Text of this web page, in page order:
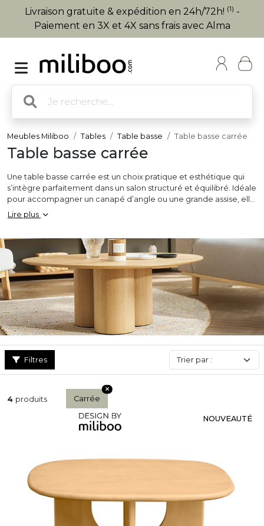
Livraison gratuite & expédition en 24h/72h! (1) -
Paiement en 3X et 4X sans frais avec Alma
Meubles Miliboo Tables Table basse Table basse carrée
Table basse carrée
Une table basse carrée est un choix pratique et esthétique qui
s’intègre parfaitement dans un salon structuré et équilibré. Idéale
pour accompagner un canapé d’angle ou une grande assise, elle
crée un point central convivial, parfait pour recevoir, exposer des
objets déco ou profiter d’un moment de détente. Disponible en
dans des styles modernes, industriels, scandinaves ou classiques.
Certains modèles gigognes offrent des possibilité modulables
pour allier style et fonctionnalité. Solide, géométrique et
polyvalente, la table basse carrée est parfaite pour un intérieur
bien organisé, au design soigné et à l’atmosphère accueillante.
Lire plus
Filtres
4 produits Carrée
NOUVEAUTÉ